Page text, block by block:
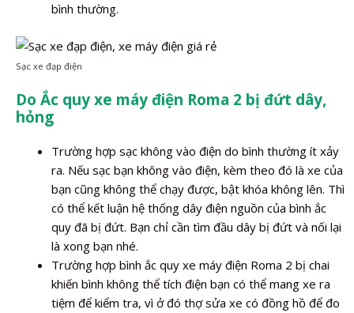
bình thường.
Sạc xe đạp điện
Do Ắc quy xe máy điện Roma 2 bị đứt dây,
hỏng
Trường hợp sạc không vào điện do bình thường ít xảy
ra. Nếu sạc bạn không vào điện, kèm theo đó là xe của
bạn cũng không thể chạy được, bật khóa không lên. Thì
có thể kết luận hệ thống dây điện nguồn của bình ắc
quy đã bị đứt. Bạn chỉ cần tìm đầu dây bị đứt và nối lại
là xong bạn nhé.
Trường hợp bình ắc quy xe máy điện Roma 2 bị chai
khiến bình không thể tích điện bạn có thể mang xe ra
tiệm để kiểm tra, vì ở đó thợ sửa xe có đồng hồ để đo